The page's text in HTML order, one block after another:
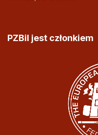
PZBil jest członkiem